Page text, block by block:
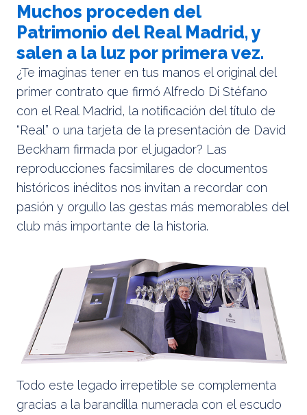
Muchos proceden del
Patrimonio del Real Madrid, y
salen a la luz por primera vez.
¿Te imaginas tener en tus manos el original del
primer contrato que firmó Alfredo Di Stéfano
con el Real Madrid, la notificación del título de
“Real” o una tarjeta de la presentación de David
Beckham firmada por el jugador? Las
reproducciones facsimilares de documentos
históricos inéditos nos invitan a recordar con
pasión y orgullo las gestas más memorables del
club más importante de la historia.
Todo este legado irrepetible se complementa
gracias a la barandilla numerada con el escudo